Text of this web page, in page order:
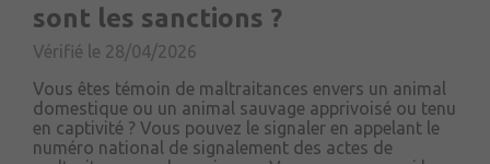
sont les sanctions ?
Vérifié le 28/04/2026
Vous êtes témoin de maltraitances envers un animal
domestique ou un animal sauvage apprivoisé ou tenu
en captivité ? Vous pouvez le signaler en appelant le
numéro national de signalement des actes de